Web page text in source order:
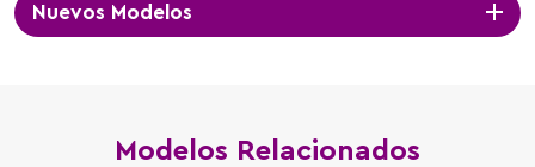
Nuevos Modelos
Modelos Relacionados